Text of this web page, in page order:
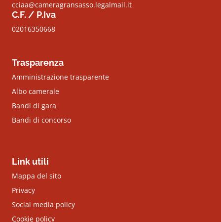
cciaa@cameragransasso.legalmail.it
C.F. / P.Iva
02016350668
Trasparenza
Amministrazione trasparente
Albo camerale
Bandi di gara
Bandi di concorso
Link utili
Mappa del sito
Privacy
Social media policy
Cookie policy